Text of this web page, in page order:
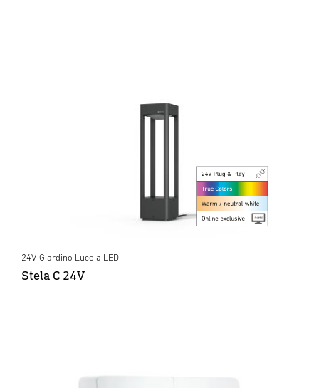
24V-Giardino Luce a LED
Stela C 24V